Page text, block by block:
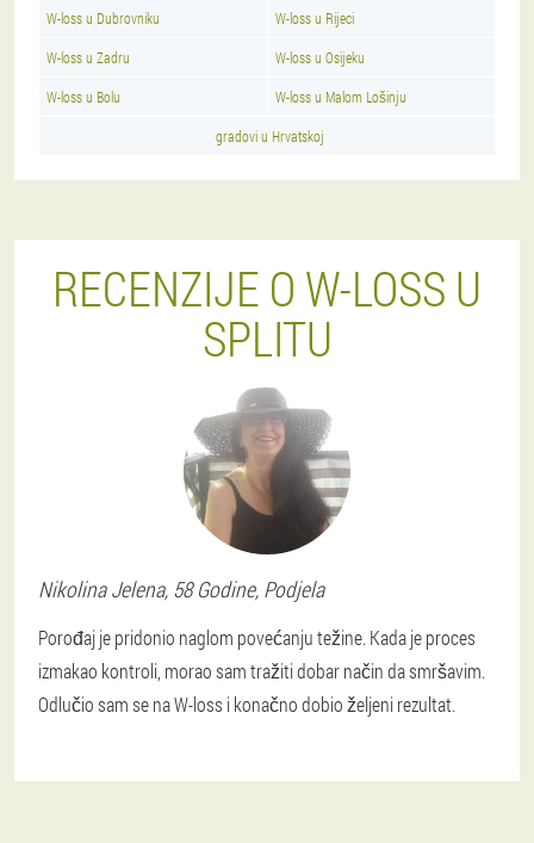
W-loss u Dubrovniku W-loss u Rijeci
W-loss u Zadru W-loss u Osijeku
W-loss u Bolu W-loss u Malom Lošinju
gradovi u Hrvatskoj
RECENZIJE O W-LOSS U
SPLITU
Nikolina Jelena, 58 Godine, Podjela
Porođaj je pridonio naglom povećanju težine. Kada je proces
izmakao kontroli, morao sam tražiti dobar način da smršavim.
Odlučio sam se na W-loss i konačno dobio željeni rezultat.